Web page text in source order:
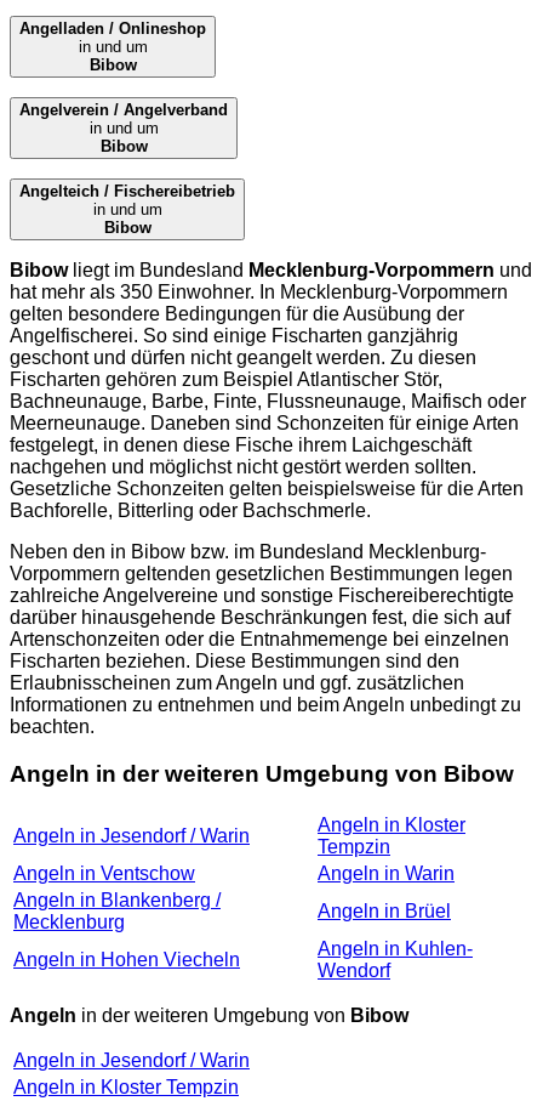
Angelladen / Onlineshop
in und um
Bibow
Angelverein / Angelverband
in und um
Bibow
Angelteich / Fischereibetrieb
in und um
Bibow
Bibowliegt im Bundesland Mecklenburg-Vorpommern und
hat mehr als 350 Einwohner. In Mecklenburg-Vorpommern
gelten besondere Bedingungen für die Ausübung der
Angelfischerei. So sind einige Fischarten ganzjährig
geschont und dürfen nicht geangelt werden. Zu diesen
Fischarten gehören zum Beispiel Atlantischer Stör,
Bachneunauge, Barbe, Finte, Flussneunauge, Maifisch oder
Meerneunauge. Daneben sind Schonzeiten für einige Arten
festgelegt, in denen diese Fische ihrem Laichgeschäft
nachgehen und möglichst nicht gestört werden sollten.
Gesetzliche Schonzeiten gelten beispielsweise für die Arten
Bachforelle, Bitterling oder Bachschmerle.
Neben den in Bibow bzw. im Bundesland Mecklenburg-
Vorpommern geltenden gesetzlichen Bestimmungen legen
zahlreiche Angelvereine und sonstige Fischereiberechtigte
darüber hinausgehende Beschränkungen fest, die sich auf
Artenschonzeiten oder die Entnahmemenge bei einzelnen
Fischarten beziehen. Diese Bestimmungen sind den
Erlaubnisscheinen zum Angeln und ggf. zusätzlichen
Informationen zu entnehmen und beim Angeln unbedingt zu
beachten.
Angeln in der weiteren Umgebung von Bibow
Angeln in Jesendorf / Warin
Angeln in Kloster
Tempzin
Angeln in Ventschow
Angeln in Warin
Angeln in Blankenberg /
Mecklenburg
Angeln in Brüel
Angeln in Hohen Viecheln
Angeln in Kuhlen-
Wendorf
Angeln in der weiteren Umgebung von Bibow
Angeln in Jesendorf / Warin
Angeln in Kloster Tempzin